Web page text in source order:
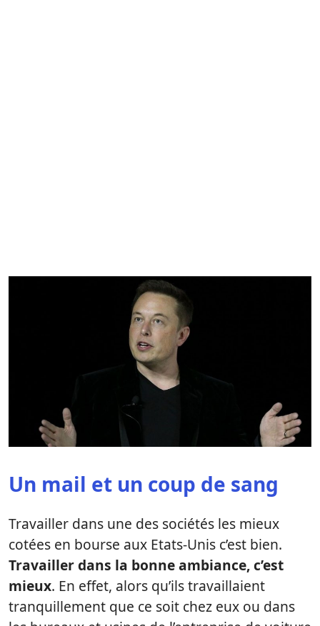
Un mail et un coup de sang
Travailler dans une des sociétés les mieux
cotées en bourse aux Etats-Unis c’est bien.
Travailler dans la bonne ambiance, c’est
mieux. En effet, alors qu’ils travaillaient
tranquillement que ce soit chez eux ou dans